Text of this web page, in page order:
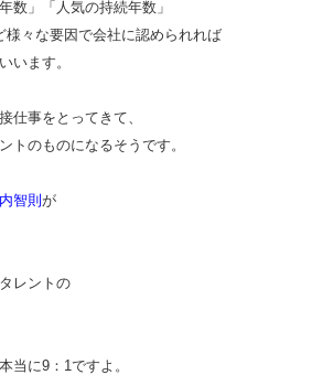
数」「人気の持続年数」
様々な要因で会社に認められれば
います。
仕事をとってきて、
トのものになるそうです。
智則 が
レントの
当に9：1ですよ。